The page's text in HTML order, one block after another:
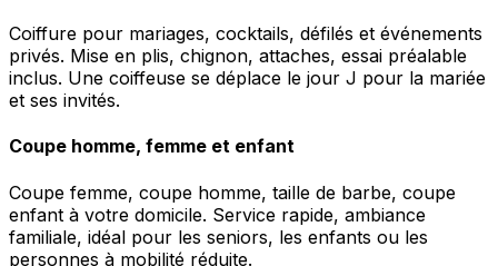
Coiffure pour mariages, cocktails, défilés et événements
privés. Mise en plis, chignon, attaches, essai préalable
inclus. Une coiffeuse se déplace le jour J pour la mariée
et ses invités.
Coupe homme, femme et enfant
Coupe femme, coupe homme, taille de barbe, coupe
enfant à votre domicile. Service rapide, ambiance
familiale, idéal pour les seniors, les enfants ou les
personnes à mobilité réduite.